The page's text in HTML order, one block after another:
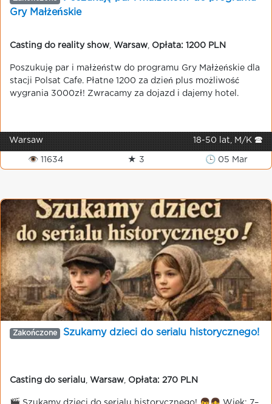
Gry Małżeńskie
Casting do reality show Warsaw Opłata: 1200 PLN
Poszukuję par i małżeństw do programu Gry Małżeńskie dla
stacji Polsat Cafe. Płatne 1200 za dzień plus możliwość
wygrania 3000zł! Zwracamy za dojazd i dajemy hotel.
Warsaw 18-50 lat, M/K 🕿
👁 11634 ★ 3 🕒 05 Mar
Zakończone Szukamy dzieci do serialu historycznego!
Casting do serialu Warsaw Opłata: 270 PLN